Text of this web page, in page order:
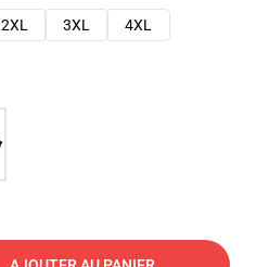
2XL 3XL
4XL